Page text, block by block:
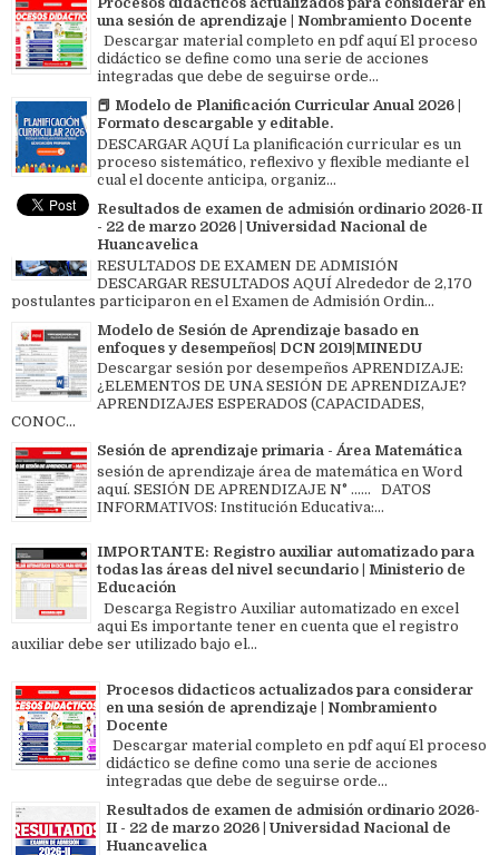
una sesión de aprendizaje | Nombramiento Docente
Descargar material completo en pdf aquí El proceso
didáctico se define como una serie de acciones
integradas que debe de seguirse orde...
📕 Modelo de Planificación Curricular Anual 2026 |
Formato descargable y editable.
DESCARGAR AQUÍ La planificación curricular es un
proceso sistemático, reflexivo y flexible mediante el
cual el docente anticipa, organiz...
Resultados de examen de admisión ordinario 2026-II
- 22 de marzo 2026 | Universidad Nacional de
Huancavelica
RESULTADOS DE EXAMEN DE ADMISIÓN
DESCARGAR RESULTADOS AQUÍ Alrededor de 2,170
postulantes participaron en el Examen de Admisión Ordin...
Modelo de Sesión de Aprendizaje basado en
enfoques y desempeños| DCN 2019|MINEDU
Descargar sesión por desempeños APRENDIZAJE:
¿ELEMENTOS DE UNA SESIÓN DE APRENDIZAJE?
APRENDIZAJES ESPERADOS (CAPACIDADES,
CONOC...
Sesión de aprendizaje primaria - Área Matemática
sesión de aprendizaje área de matemática en Word
aquí. SESIÓN DE APRENDIZAJE N° ...... DATOS
INFORMATIVOS: Institución Educativa:...
IMPORTANTE: Registro auxiliar automatizado para
todas las áreas del nivel secundario | Ministerio de
Educación
Descarga Registro Auxiliar automatizado en excel
aqui Es importante tener en cuenta que el registro
auxiliar debe ser utilizado bajo el...
Procesos didacticos actualizados para considerar
en una sesión de aprendizaje | Nombramiento
Docente
Descargar material completo en pdf aquí El proceso
didáctico se define como una serie de acciones
integradas que debe de seguirse orde...
Resultados de examen de admisión ordinario 2026-
II - 22 de marzo 2026 | Universidad Nacional de
Huancavelica